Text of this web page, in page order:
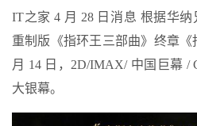
IT之家 4 月 28 日消息 根据华
重制版《指环王三部曲》终章
月 14 日，2D/IMAX/ 中国巨幕
大银幕。